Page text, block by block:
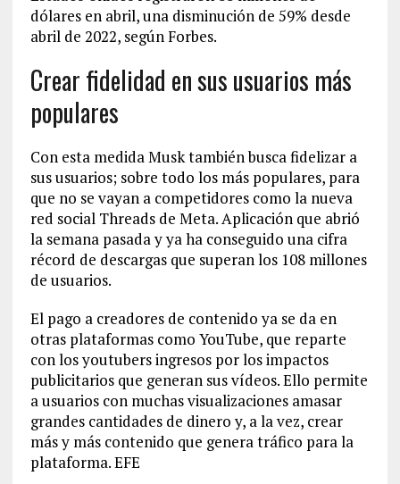
dólares en abril, una disminución de 59% desde
abril de 2022, según Forbes.
Crear fidelidad en sus usuarios más
populares
Con esta medida Musk también busca fidelizar a
sus usuarios; sobre todo los más populares, para
que no se vayan a competidores como la nueva
red social Threads de Meta. Aplicación que abrió
la semana pasada y ya ha conseguido una cifra
récord de descargas que superan los 108 millones
de usuarios.
El pago a creadores de contenido ya se da en
otras plataformas como YouTube, que reparte
con los youtubers ingresos por los impactos
publicitarios que generan sus vídeos. Ello permite
a usuarios con muchas visualizaciones amasar
grandes cantidades de dinero y, a la vez, crear
más y más contenido que genera tráfico para la
plataforma. EFE